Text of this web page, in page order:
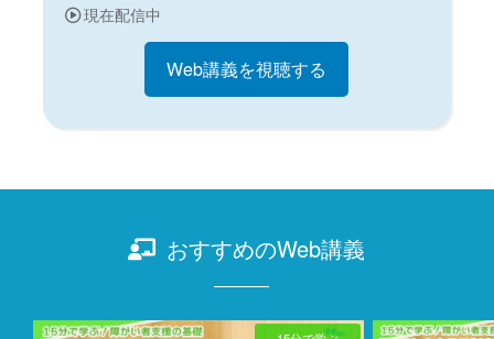
現在配信中
Web講義を視聴する
おすすめのWeb講義